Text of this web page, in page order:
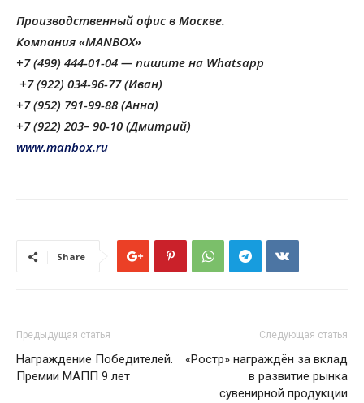
Производственный офис в Москве.
Компания «MANBOX»
+7 (499) 444-01-04 — пишите на Whatsapp
+7 (922) 034-96-77 (Иван)
+7 (952) 791-99-88 (Анна)
+7 (922) 203– 90-10 (Дмитрий)
www.manbox.ru
Share
Предыдущая статья
Награждение Победителей.
Премии МАПП 9 лет
Следующая статья
«Ростр» награждён за вклад
в развитие рынка
сувенирной продукции